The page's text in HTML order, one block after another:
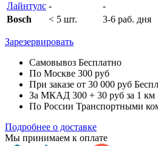
Лайнтулс -
-
Bosch
< 5 шт. 3-6 раб. дня
Зарезервировать
Самовывоз Бесплатно
По Москве 300 руб
При заказе от 30 000 руб
За МКАД 300 + 30 руб за 1 км
По России Транспортными
Подробнее о доставке
Мы принимаем к оплате